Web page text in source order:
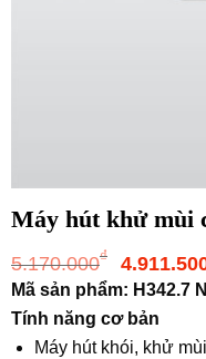
Máy hút khử mùi
5.170.000₫
Giá
gốc
là:
Mã sản phẩm: H342.7
Tính năng cơ bản
Máy hút khói, khử mùi